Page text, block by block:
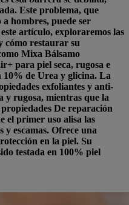
Este problema, que
hombres, puede ser
artículo, exploraremos las
cómo restaurar su
Mixa Bálsamo
para piel seca, rugosa e
de Urea y glicina. La
exfoliantes y anti-
y rugosa, mientras que la
De reparación
el primer uso alisa las
escamas. Ofrece una
en la piel. Su
testada en 100% piel